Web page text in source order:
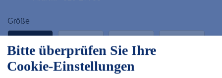
Bitte überprüfen Sie Ihre
Cookie-Einstellungen
Größe
43 44 45